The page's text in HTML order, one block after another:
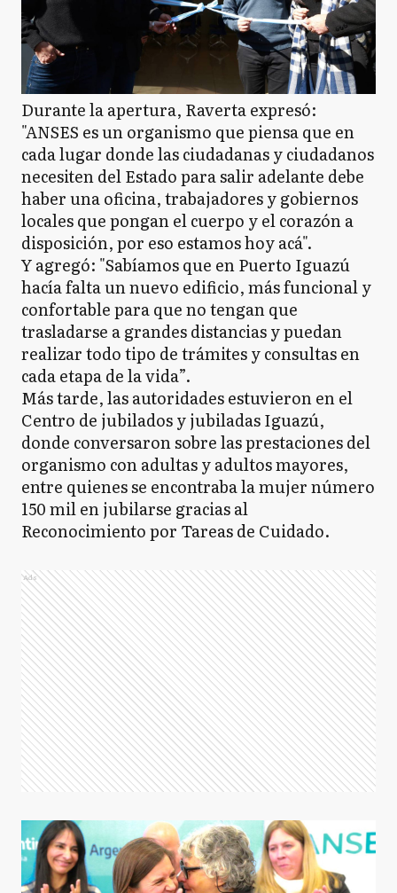
Durante la apertura, Raverta expresó:
"ANSES es un organismo que piensa que en
cada lugar donde las ciudadanas y ciudadanos
necesiten del Estado para salir adelante debe
haber una oficina, trabajadores y gobiernos
locales que pongan el cuerpo y el corazón a
disposición, por eso estamos hoy acá".
Y agregó: "Sabíamos que en Puerto Iguazú
hacía falta un nuevo edificio, más funcional y
confortable para que no tengan que
trasladarse a grandes distancias y puedan
realizar todo tipo de trámites y consultas en
cada etapa de la vida”.
Más tarde, las autoridades estuvieron en el
Centro de jubilados y jubiladas Iguazú,
donde conversaron sobre las prestaciones del
organismo con adultas y adultos mayores,
entre quienes se encontraba la mujer número
150 mil en jubilarse gracias al
Reconocimiento por Tareas de Cuidado.
Ads